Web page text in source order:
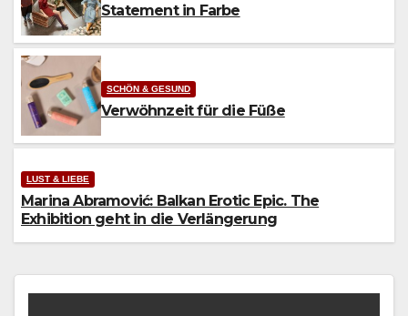
Statement in Farbe
SCHÖN & GESUND
Verwöhnzeit für die Füße
LUST & LIEBE
Marina Abramović: Balkan Erotic Epic. The
Exhibition geht in die Verlängerung